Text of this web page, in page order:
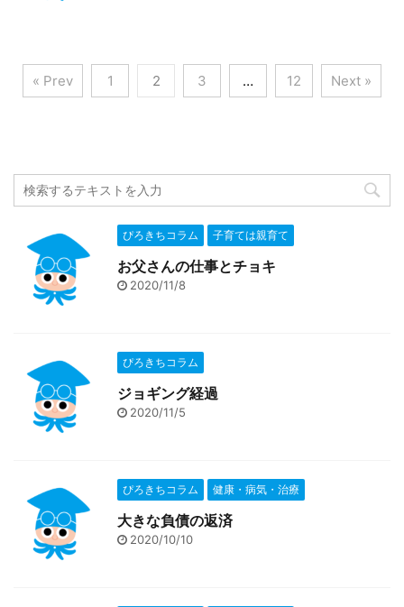
« Prev 1 2 3 … 12 Next »
ぴろきちコラム 子育ては親育て
お父さんの仕事とチョキ
2020/11/8
ぴろきちコラム
ジョギング経過
2020/11/5
ぴろきちコラム 健康・病気・治療
大きな負債の返済
2020/10/10